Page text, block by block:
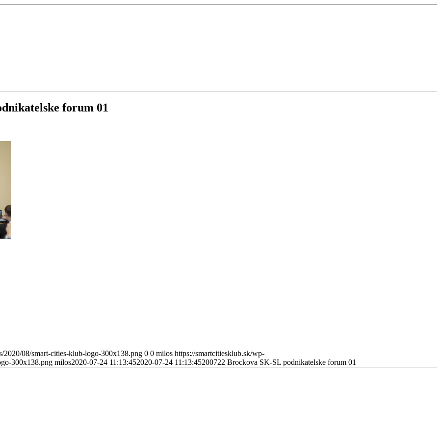
forum 01
2020/08/smart-cities-klub-logo-300x138.png 0 0 milos https://smartcitiesklub.sk/wp-
300x138.png milos2020-07-24 11:13:452020-07-24 11:13:45200722 Brockova SK-SL podnikatelske forum 01